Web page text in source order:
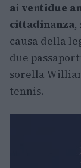
ai ventidue
cittadinanza,
causa della
due
sorella
tennis.